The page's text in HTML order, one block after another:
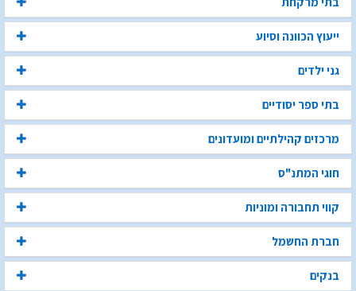
ייעוץ הכוונה וסיוע
גני ילדים
בתי ספר יסודיים
מרכזים קהילתיים ומועדונים
חוגי המתנ"ס
קווי תחבורה ומוניות
חברת החשמל
בנקים